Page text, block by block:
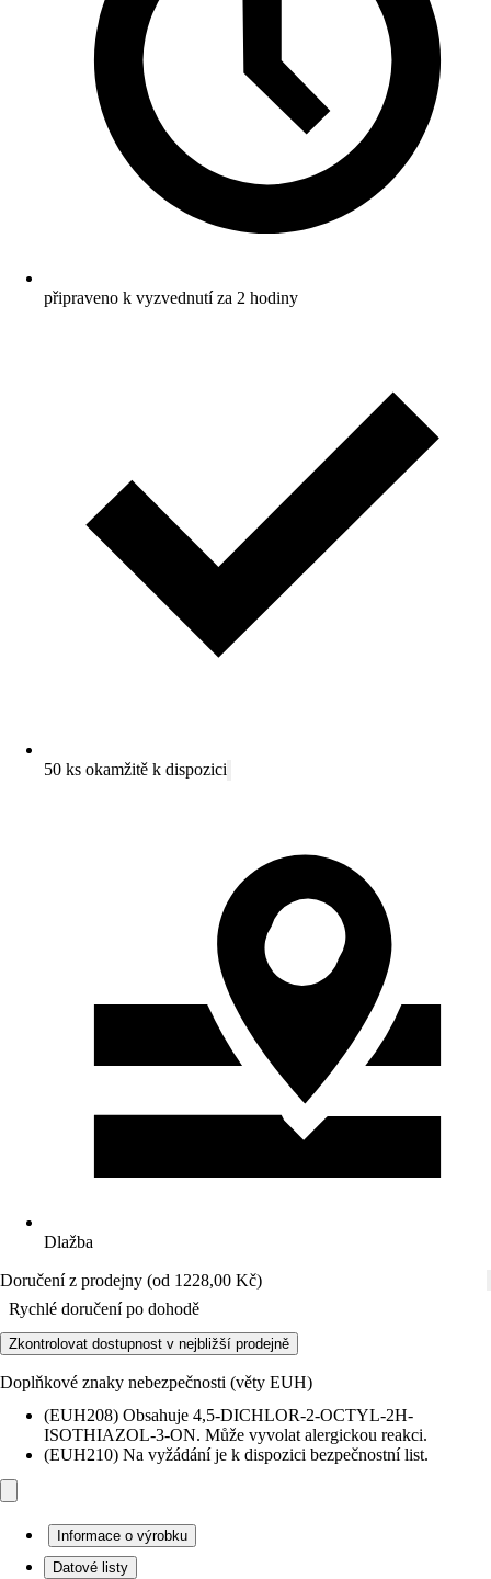
připraveno k vyzvednutí za 2 hodiny
50 ks okamžitě k dispozici
Dlažba
Doručení z prodejny (od 1228,00 Kč)
Rychlé doručení po dohodě
Zkontrolovat dostupnost v nejbližší prodejně
Doplňkové znaky nebezpečnosti (věty EUH)
(EUH208) Obsahuje 4,5-DICHLOR-2-OCTYL-2H-
ISOTHIAZOL-3-ON. Může vyvolat alergickou reakci.
(EUH210) Na vyžádání je k dispozici bezpečnostní list.
Informace o výrobku
Datové listy